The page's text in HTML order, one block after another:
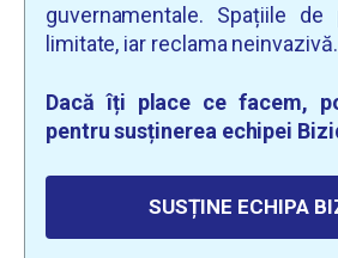
guvernamentale. Spațiile
limitate, iar reclama neinvazivă.
Dacă îți place ce facem,
pentru susținerea echipei
SUSȚINE ECHIPA